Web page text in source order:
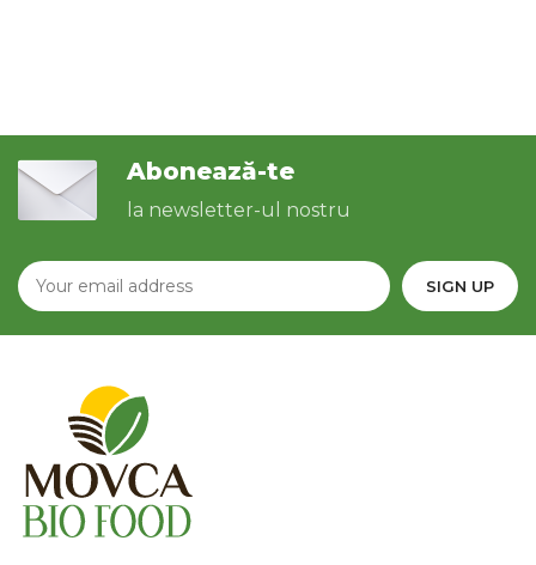
Abonează-te
la newsletter-ul nostru